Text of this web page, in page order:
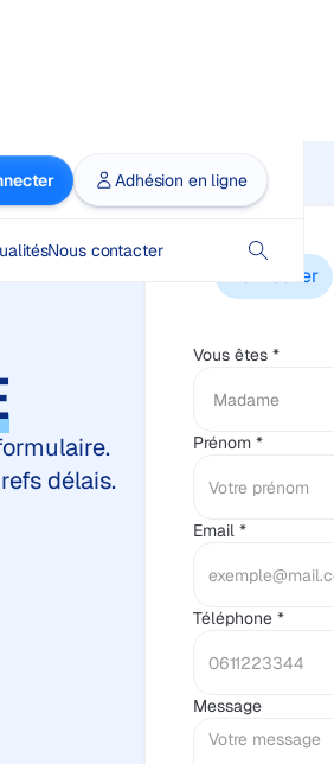
Adhésion en ligne
Nous contacter
délais.
Particulier
Vous êtes *
Prénom *
Email *
Téléphone *
Message